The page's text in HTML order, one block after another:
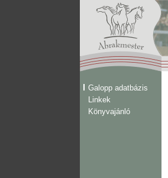
Galopp adatbázis
Linkek
Könyvajánló